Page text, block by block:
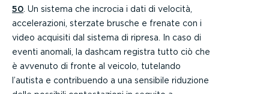
50 . Un sistema che incrocia i dati di velocità,
accelerazioni, sterzate brusche e frenate con i
video acquisiti dal sistema di ripresa. In caso di
eventi anomali, la dashcam registra tutto ciò che
è avvenuto di fronte al veicolo, tutelando
l’autista e contribuendo a una sensibile riduzione